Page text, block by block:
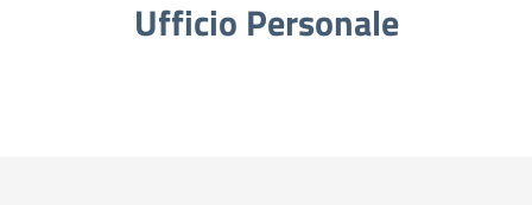
Ufficio Personale